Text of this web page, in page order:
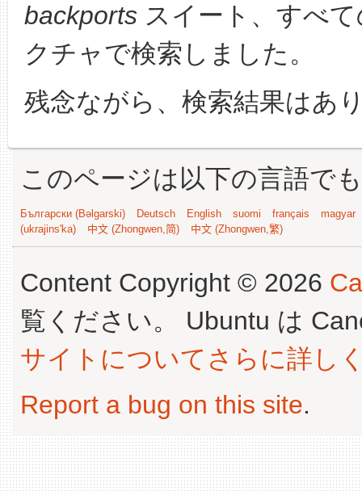
backports スイート、すべ
クチャで検索しました。
残念ながら、検索結果はあ
このページは以下の言語で
Български (Bəlgarski) Deutsch English suomi français
magyar
(ukrajins'ka)
中文 (Zhongwen,简) 中文 (Zhongwen,繁)
Content Copyright © 2026
覧ください。 Ubuntu は
サイトについてさらに詳し
Report a bug on this site.